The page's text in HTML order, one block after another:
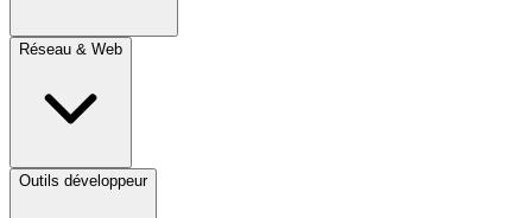
Réseau & Web
Outils développeur